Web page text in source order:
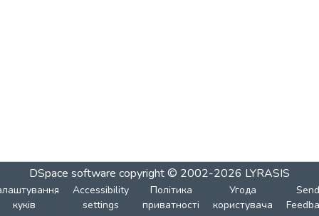
DSpace software copyright © 2002-2026 LYRASIS
куків
Accessibility
settings
Політика
приватності
Угода
користувача
Send